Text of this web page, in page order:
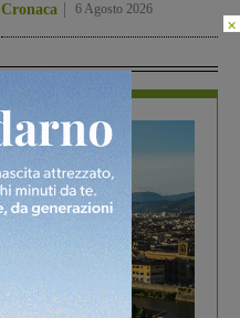
Cronaca 6 Agosto 2026
×